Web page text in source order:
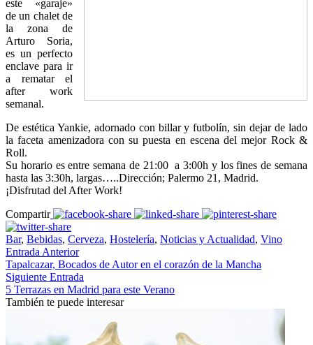
este «garaje»
de un chalet de
la zona de
Arturo Soria,
es un perfecto
enclave para ir
a rematar el
after work
semanal.
De estética Yankie, adornado con billar y futbolín, sin dejar de lado
la faceta amenizadora con su puesta en escena del mejor Rock &
Roll.
Su horario es entre semana de 21:00 a 3:00h y los fines de semana
hasta las 3:30h, largas…..Dirección; Palermo 21, Madrid.
¡Disfrutad del After Work!
Compartir
Bar, Bebidas, Cerveza, Hostelería, Noticias y Actualidad, Vino
Entrada Anterior
Tapalcazar, Bocados de Autor en el corazón de la Mancha
Siguiente Entrada
5 Terrazas en Madrid para este Verano
También te puede interesar